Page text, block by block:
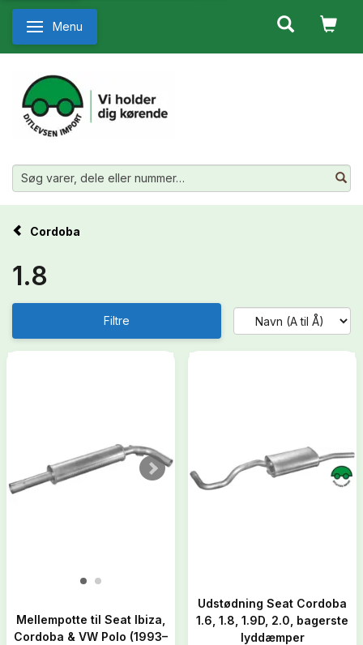
Skifte navigation
Menu
Cordoba
1.8
Filtre
Mellempotte til Seat Ibiza,
Cordoba & VW Polo (1993–
Udstødning Seat Cordoba
1.6, 1.8, 1.9D, 2.0, bagerste
lyddæmper